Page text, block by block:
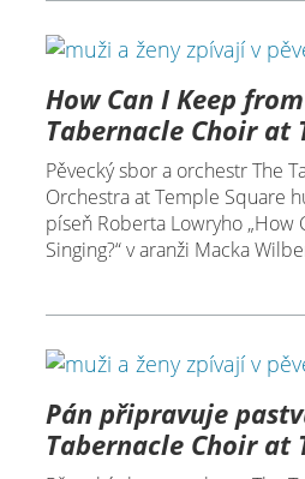
How Can I Keep
Tabernacle Choir at
Pěvecký sbor a orchestr The
Orchestra at Temple Square
píseň Roberta Lowryho „How
Singing?“ v aranži Macka
Pán připravuje
Tabernacle Choir at